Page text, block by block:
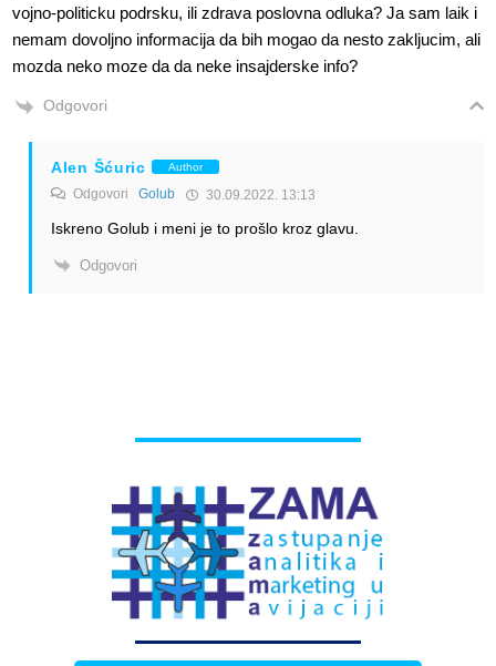
vojno-politicku podrsku, ili zdrava poslovna odluka? Ja sam laik i
nemam dovoljno informacija da bih mogao da nesto zakljucim, ali
mozda neko moze da da neke insajderske info?
Odgovori
Alen Šćuric Author
Odgovori Golub 30.09.2022. 13:13
Iskreno Golub i meni je to prošlo kroz glavu.
Odgovori